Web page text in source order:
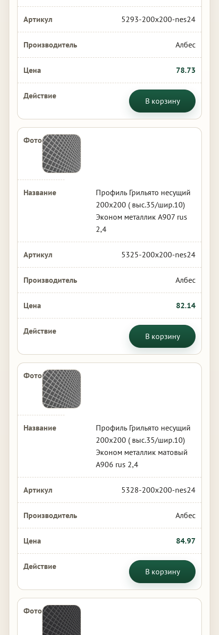
5293-200x200-nes24
Албес
78.73
В корзину
Профиль Грильято несущий
200х200 ( выс.35/шир.10)
Эконом металлик А907 rus
2,4
5325-200x200-nes24
Албес
82.14
В корзину
Профиль Грильято несущий
200х200 ( выс.35/шир.10)
Эконом металлик матовый
А906 rus 2,4
5328-200x200-nes24
Албес
84.97
В корзину